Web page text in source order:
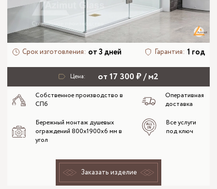
Срок изготовления: от 3 дней Гарантия: 1 год
Цена: от 17 300 ₽ / м2
Собственное производство в
СПб
Оперативная
доставка
Бережный монтаж душевых
ограждений 800x1900x6 мм в
угол
Все услуги
под ключ
Заказать изделие